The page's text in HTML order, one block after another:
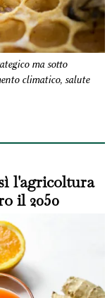
ma sotto
climatico, salute
l'agricoltura
il 2050